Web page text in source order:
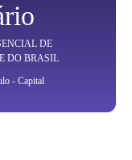
DE
DO BRASIL
- Capital